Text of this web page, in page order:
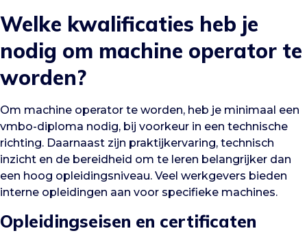
Welke kwalificaties heb je
nodig om machine operator te
worden?
Om machine operator te worden, heb je minimaal een
vmbo-diploma nodig, bij voorkeur in een technische
richting. Daarnaast zijn praktijkervaring, technisch
inzicht en de bereidheid om te leren belangrijker dan
een hoog opleidingsniveau. Veel werkgevers bieden
interne opleidingen aan voor specifieke machines.
Opleidingseisen en certificaten